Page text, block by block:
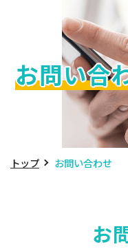
お問い合
トップ お問い合わせ
お